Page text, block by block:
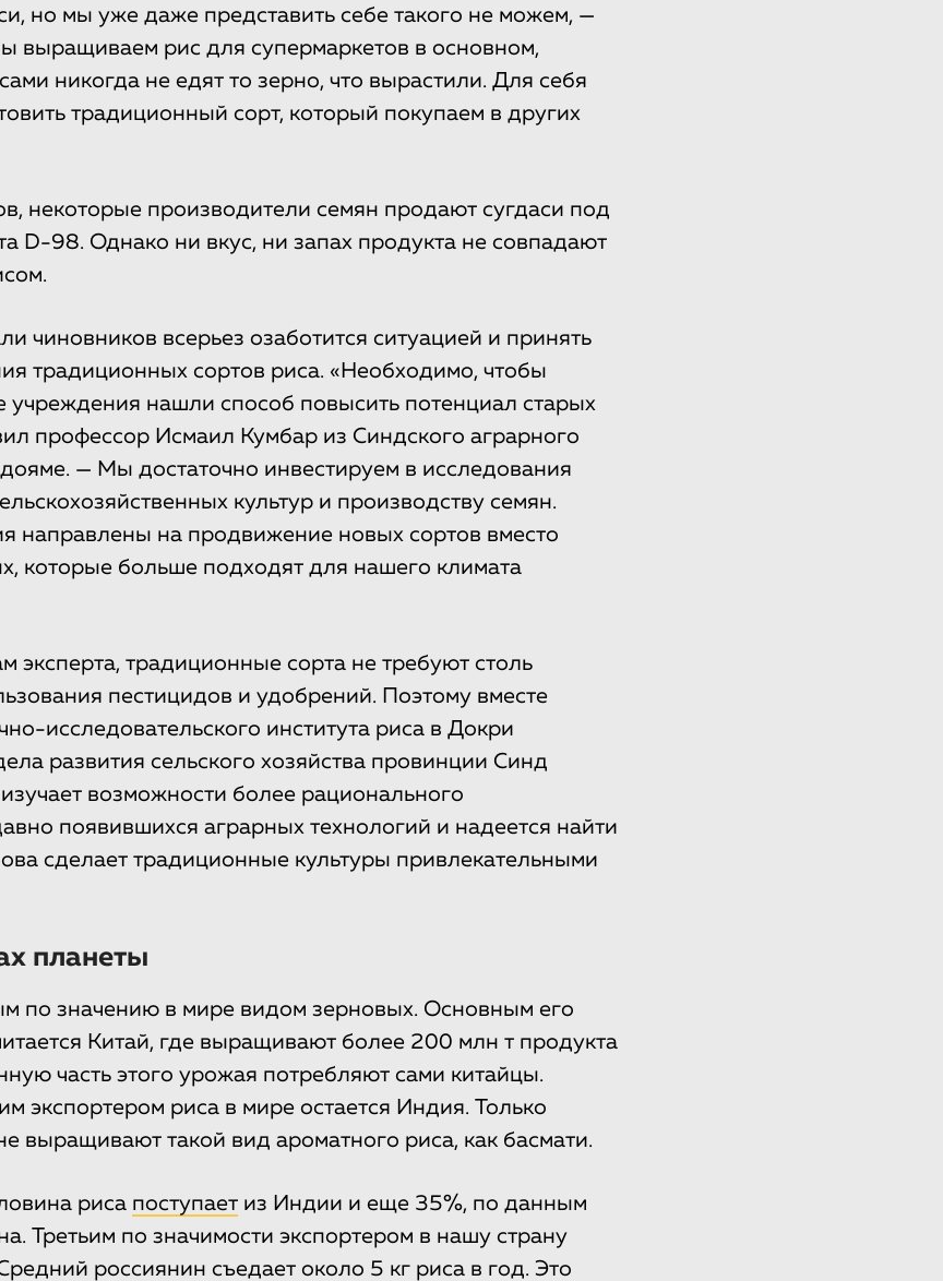
но мы уже даже представить себе такого не можем, —
выращиваем рис для супермаркетов в основном,
никогда не едят то зерно, что вырастили. Для себя
традиционный сорт, который покупаем в других
некоторые производители семян продают сугдаси под
D-98. Однако ни вкус, ни запах продукта не совпадают
чиновников всерьез озаботится ситуацией и принять
традиционных сортов риса. «Необходимо, чтобы
учреждения нашли способ повысить потенциал старых
профессор Исмаил Кумбар из Синдского аграрного
— Мы достаточно инвестируем в исследования
культур и производству семян.
направлены на продвижение новых сортов вместо
которые больше подходят для нашего климата
эксперта, традиционные сорта не требуют столь
пестицидов и удобрений. Поэтому вместе
исследовательского института риса в Докри
развития сельского хозяйства провинции Синд
возможности более рационального
появившихся аграрных технологий и надеется найти
сделает традиционные культуры привлекательными
планеты
по значению в мире видом зерновых. Основным его
Китай, где выращивают более 200 млн т продукта
часть этого урожая потребляют сами китайцы.
экспортером риса в мире остается Индия. Только
выращивают такой вид ароматного риса, как басмати.
риса поступаетиз Индии и еще 35%, по данным
Третьим по значимости экспортером в нашу страну
россиянин съедает около 5 кг риса в год. Это